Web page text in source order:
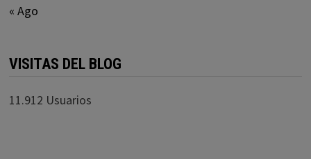
« Ago
VISITAS DEL BLOG
11.912 Usuarios